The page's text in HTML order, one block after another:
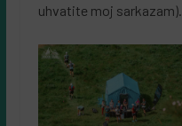
uhvatite moj sarkazam).